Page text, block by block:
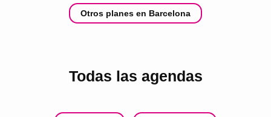
Otros planes en Barcelona
Todas las agendas